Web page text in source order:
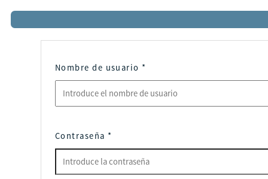
Nombre de usuario *
Contraseña *